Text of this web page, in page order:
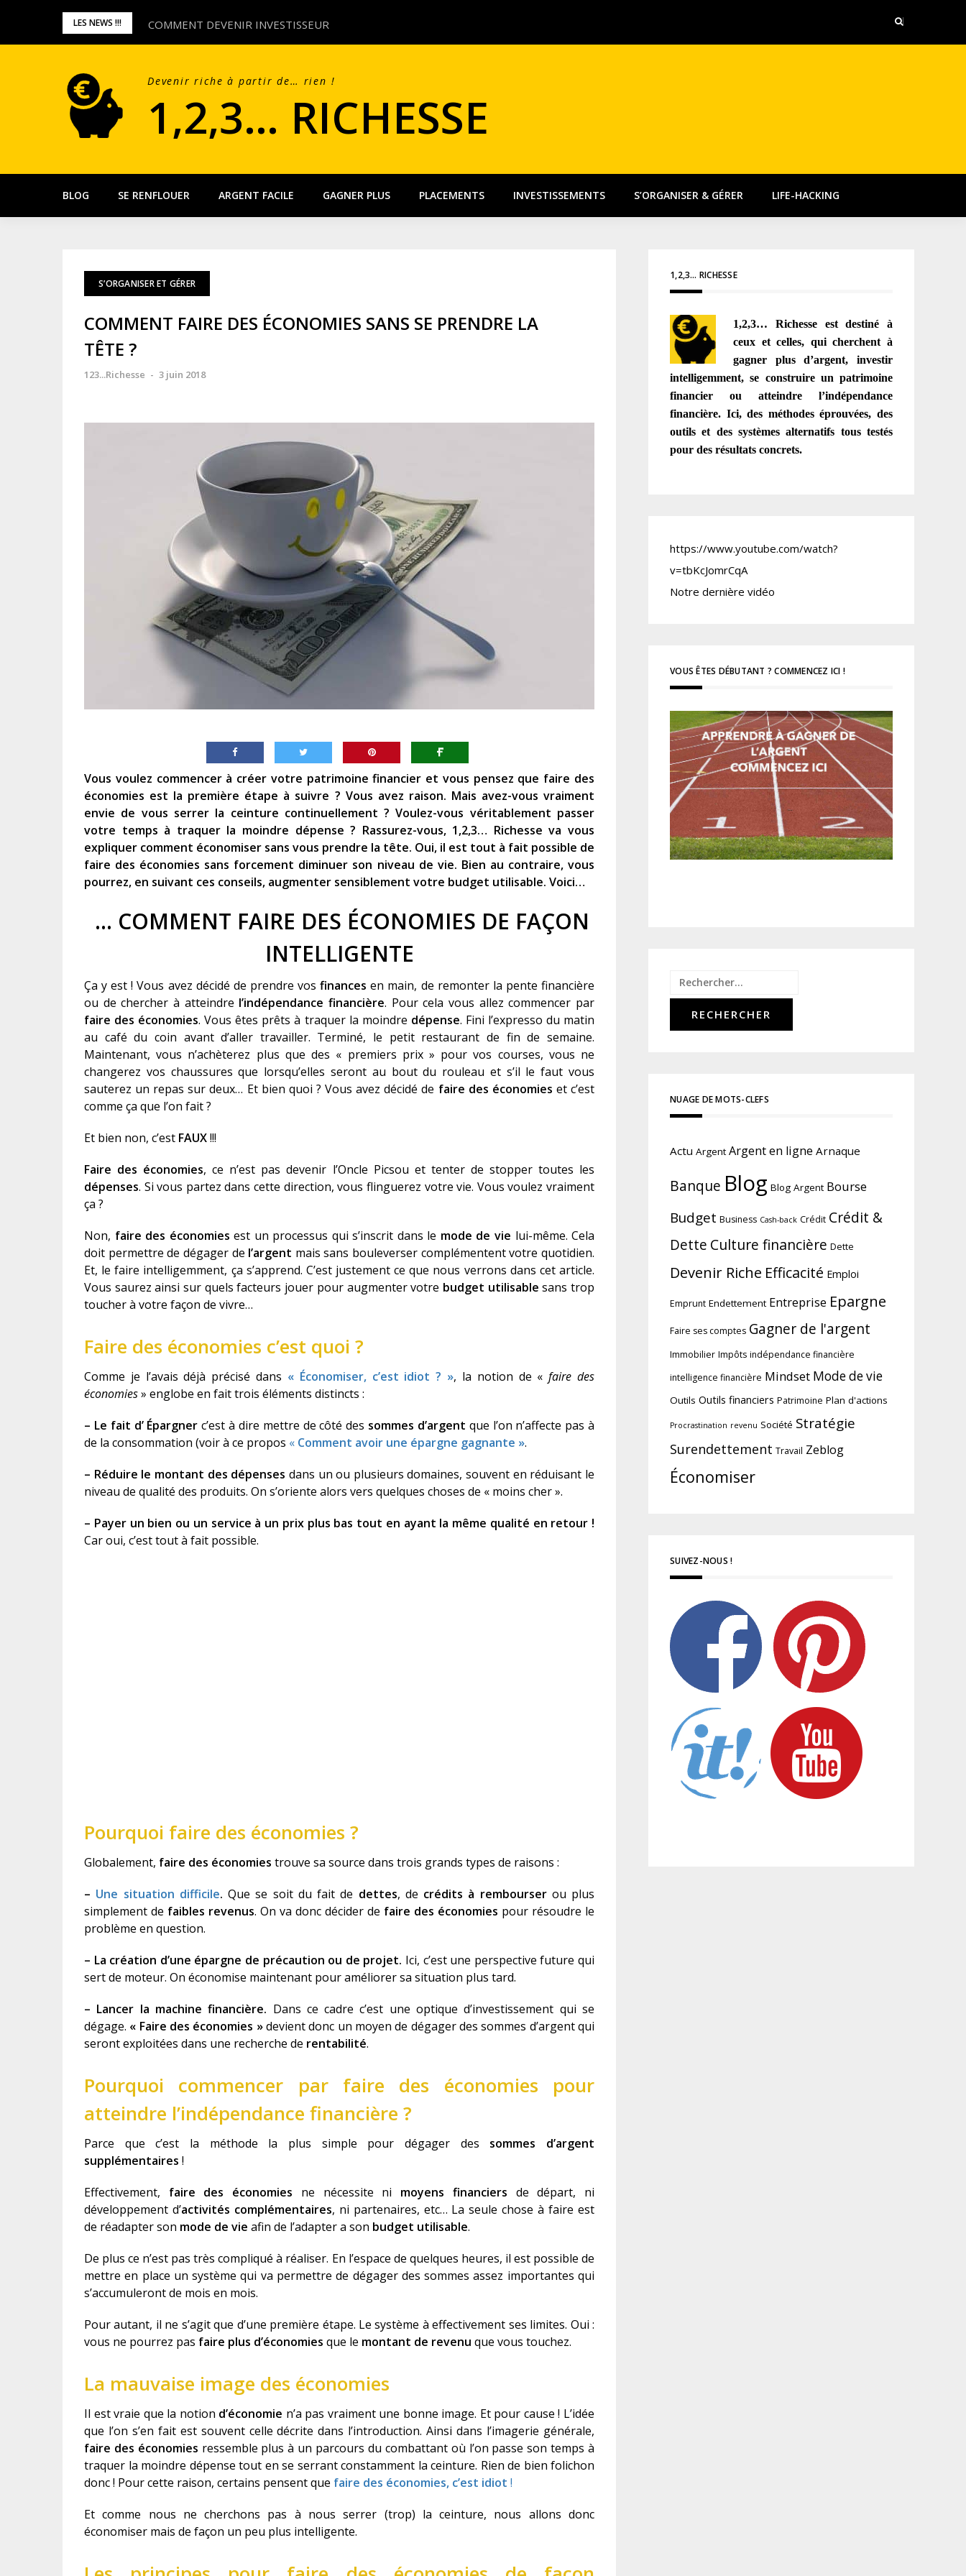
LES NEWS !!! COMMENT DEVENIR INVESTISSEUR QUEL COMPTE ÉPARGNE OUVRIR POUR SON RENDEMENT ? AUCUN !
Devenir riche à partir de… rien !
1,2,3… RICHESSE
BLOG SE RENFLOUER ARGENT FACILE GAGNER PLUS PLACEMENTS INVESTISSEMENTS S’ORGANISER & GÉRER LIFE-HACKING
S’ORGANISER ET GÉRER
COMMENT FAIRE DES ÉCONOMIES SANS SE PRENDRE LA
TÊTE ?
123...Richesse - 3 juin 2018
Vous voulez commencer à créer votre patrimoine financier et vous pensez que faire des
économies est la première étape à suivre ? Vous avez raison. Mais avez-vous vraiment
envie de vous serrer la ceinture continuellement ? Voulez-vous véritablement passer
votre temps à traquer la moindre dépense ? Rassurez-vous, 1,2,3… Richesse va vous
expliquer comment économiser sans vous prendre la tête. Oui, il est tout à fait possible de
faire des économies sans forcement diminuer son niveau de vie. Bien au contraire, vous
pourrez, en suivant ces conseils, augmenter sensiblement votre budget utilisable. Voici…
… COMMENT FAIRE DES ÉCONOMIES DE FAÇON
INTELLIGENTE
Ça y est ! Vous avez décidé de prendre vosfinances en main, de remonter la pente financière
ou de chercher à atteindre l’indépendance financière. Pour cela vous allez commencer par
faire des économies. Vous êtes prêts à traquer la moindre dépense. Fini l’expresso du matin
au café du coin avant d’aller travailler. Terminé, le petit restaurant de fin de semaine.
Maintenant, vous n’achèterez plus que des « premiers prix » pour vos courses, vous ne
changerez vos chaussures que lorsqu’elles seront au bout du rouleau et s’il le faut vous
sauterez un repas sur deux… Et bien quoi ? Vous avez décidé de faire des économies et c’est
comme ça que l’on fait ?
Et bien non, c’est FAUX!!!
Faire des économies, ce n’est pas devenir l’Oncle Picsou et tenter de stopper toutes les
dépenses. Si vous partez dans cette direction, vous flinguerez votre vie. Vous voulez vraiment
ça ?
Non, faire des économiesest un processus qui s’inscrit dans le mode de vie lui-même. Cela
doit permettre de dégager de l’argent mais sans bouleverser complémentent votre quotidien.
Et, le faire intelligemment, ça s’apprend. C’est justement ce que nous verrons dans cet article.
Vous saurez ainsi sur quels facteurs jouer pour augmenter votre budget utilisable sans trop
toucher à votre façon de vivre…
Faire des économies c’est quoi ?
Comme je l’avais déjà précisé dans « Économiser, c’est idiot ? », la notion de «faire des
économies» englobe en fait trois éléments distincts :
– Le fait d’ Épargner c’est à dire mettre de côté des sommes d’argent que l’on n’affecte pas à
de la consommation (voir à ce propos « Comment avoir une épargne gagnante ».
– Réduire le montant des dépenses dans un ou plusieurs domaines, souvent en réduisant le
niveau de qualité des produits. On s’oriente alors vers quelques choses de « moins cher ».
– Payer un bien ou un service à un prix plus bas tout en ayant la même qualité en retour !
Car oui, c’est tout à fait possible.
Pourquoi faire des économies ?
Globalement, faire des économies trouve sa source dans trois grands types de raisons :
– Une situation difficile. Que se soit du fait de dettes, de crédits à rembourserou plus
simplement de faibles revenus. On va donc décider de faire des économies pour résoudre le
problème en question.
– La création d’une épargne de précaution ou de projet. Ici, c’est une perspective future qui
sert de moteur. On économise maintenant pour améliorer sa situation plus tard.
– Lancer la machine financière. Dans ce cadre c’est une optique d’investissement qui se
dégage. « Faire des économies »devient donc un moyen de dégager des sommes d’argent qui
seront exploitées dans une recherche de rentabilité.
Pourquoi commencer par faire des économies pour
atteindre l’indépendance financière ?
Parce que c’est la méthode la plus simple pour dégager des sommes d’argent
supplémentaires !
Effectivement, faire des économies ne nécessite ni moyens financiers de départ, ni
développement d’activités complémentaires, ni partenaires, etc… La seule chose à faire est
de réadapter son mode de vie afin de l’adapter a son budget utilisable.
De plus ce n’est pas très compliqué à réaliser. En l’espace de quelques heures, il est possible de
mettre en place un système qui va permettre de dégager des sommes assez importantes qui
s’accumuleront de mois en mois.
Pour autant, il ne s’agit que d’une première étape. Le système à effectivement ses limites. Oui :
vous ne pourrez pas faire plus d’économies que le montant de revenu que vous touchez.
La mauvaise image des économies
Il est vraie que la notion d’économie n’a pas vraiment une bonne image. Et pour cause ! L’idée
que l’on s’en fait est souvent celle décrite dans l’introduction. Ainsi dans l’imagerie générale,
faire des économies ressemble plus à un parcours du combattant où l’on passe son temps à
traquer la moindre dépense tout en se serrant constamment la ceinture. Rien de bien folichon
donc ! Pour cette raison, certains pensent que faire des économies, c’est idiot !
Et comme nous ne cherchons pas à nous serrer (trop) la ceinture, nous allons donc
économiser mais de façon un peu plus intelligente.
1,2,3… RICHESSE
1,2,3… Richesse est destiné à
ceux et celles, qui cherchent à
gagner plus d’argent, investir
intelligemment, se construire un patrimoine
financier ou atteindre l’indépendance
financière. Ici, des méthodes éprouvées, des
outils et des systèmes alternatifs tous testés
pour des résultats concrets.
https://www.youtube.com/watch?
v=tbKcJomrCqA
Notre dernière vidéo
VOUS ÊTES DÉBUTANT ? COMMENCEZ ICI !
Rechercher :
NUAGE DE MOTS-CLEFS
Actu Argent Argent en ligne Arnaque
Banque Blog Blog Argent Bourse
Budget Business Cash-back Crédit Crédit &
Dette Culture financière Dette
Devenir Riche Efficacité Emploi
Emprunt Endettement Entreprise Epargne
Faire ses comptes Gagner de l'argent
Immobilier Impôts indépendance financière
intelligence financière Mindset Mode de vie
Outils Outils financiers Patrimoine Plan d'actions
Procrastination revenu Société Stratégie
Surendettement Travail Zeblog
Économiser
SUIVEZ-NOUS !